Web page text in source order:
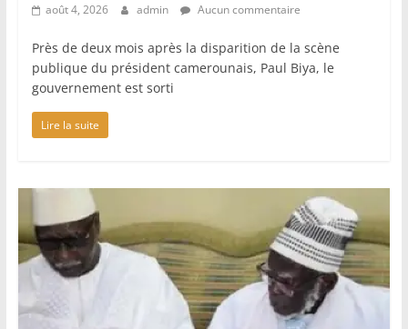
août 4, 2026 admin Aucun commentaire
Près de deux mois après la disparition de la scène
publique du président camerounais, Paul Biya, le
gouvernement est sorti
Lire la suite